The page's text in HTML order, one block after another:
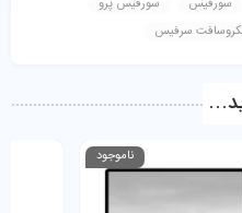
سرفیس
ناموجود